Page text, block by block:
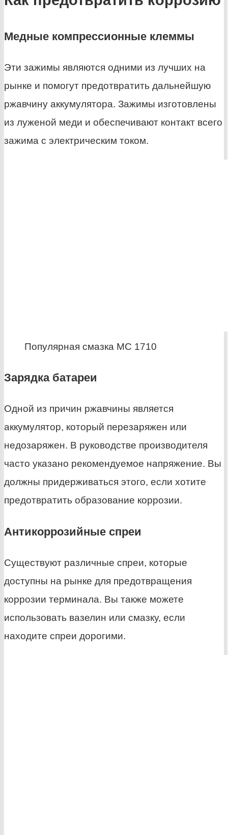
Медные компрессионные клеммы
Эти зажимы являются одними из лучших на
рынке и помогут предотвратить дальнейшую
ржавчину аккумулятора. Зажимы изготовлены
из луженой меди и обеспечивают контакт всего
зажима с электрическим током.
Популярная смазка MC 1710
Зарядка батареи
Одной из причин ржавчины является
аккумулятор, который перезаряжен или
недозаряжен. В руководстве производителя
часто указано рекомендуемое напряжение. Вы
должны придерживаться этого, если хотите
предотвратить образование коррозии.
Антикоррозийные спреи
Существуют различные спреи, которые
доступны на рынке для предотвращения
коррозии терминала. Вы также можете
использовать вазелин или смазку, если
находите спреи дорогими.